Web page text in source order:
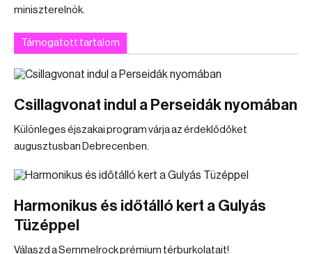
miniszterelnök.
Támogatott tartalom
Csillagvonat indul a Perseidák nyomában
Különleges éjszakai program várja az érdeklődőket
augusztusban Debrecenben.
Harmonikus és időtálló kert a Gulyás
Tüzéppel
Válaszd a Semmelrock prémium térburkolatait!